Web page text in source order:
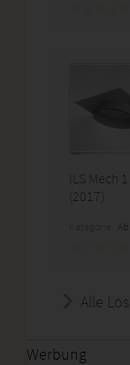
ILS Mech
(2017)
Alle
Werbung